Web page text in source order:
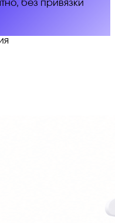
без привязки